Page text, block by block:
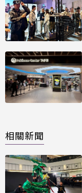
相關新聞